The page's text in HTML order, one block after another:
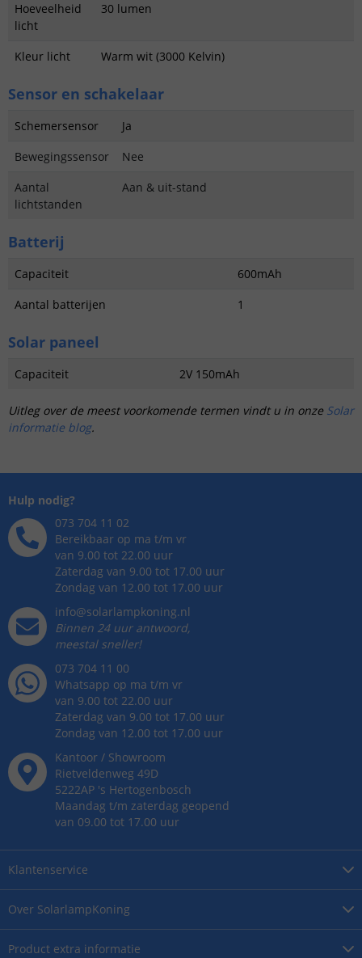
Hoeveelheid
licht
30 lumen
Kleur licht Warm wit (3000 Kelvin)
Sensor en schakelaar
Schemersensor
Ja
Bewegingssensor
Nee
Aantal
lichtstanden
Aan & uit-stand
Batterij
Capaciteit
600mAh
Aantal batterijen
1
Solar paneel
Capaciteit 2V 150mAh
Uitleg over de meest voorkomende termen vindt u in onze Solar
informatie blog.
Over SolarlampKoning
Product extra informatie
Klantenservice
Hulp nodig?
073 704 11 02
Bereikbaar op ma t/m vr
van 9.00 tot 22.00 uur
Zaterdag van 9.00 tot 17.00 uur
Zondag van 12.00 tot 17.00 uur
info@solarlampkoning.nl
Binnen 24 uur antwoord,
meestal sneller!
073 704 11 00
Whatsapp op ma t/m vr
van 9.00 tot 22.00 uur
Zaterdag van 9.00 tot 17.00 uur
Zondag van 12.00 tot 17.00 uur
Kantoor / Showroom
Rietveldenweg 49D
5222AP 's Hertogenbosch
Maandag t/m zaterdag geopend
van 09.00 tot 17.00 uur